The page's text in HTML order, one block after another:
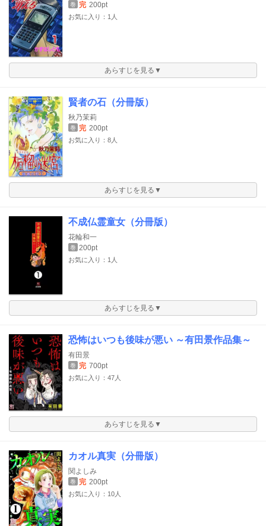
巻 完 200pt
お気に入り：1人
あらすじを見る▼
賢者の石（分冊版）
秋乃茉莉
巻 完 200pt
お気に入り：8人
あらすじを見る▼
不成仏霊童女（分冊版）
花輪和一
巻 200pt
お気に入り：1人
あらすじを見る▼
恐怖はいつも後味が悪い ～有田景作品集～
有田景
巻 完 700pt
お気に入り：47人
あらすじを見る▼
カオル真実（分冊版）
関よしみ
巻 完 200pt
お気に入り：10人